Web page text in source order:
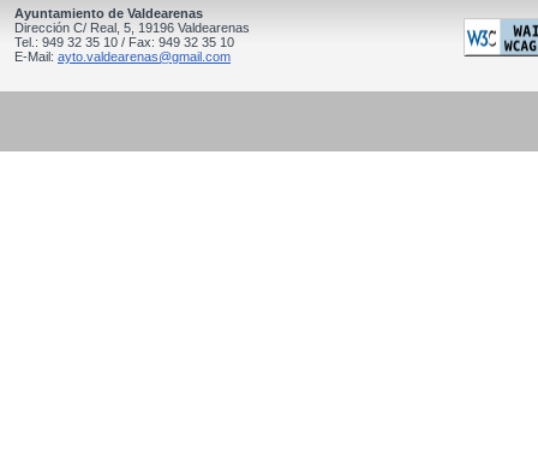
Ayuntamiento de Valdearenas
Dirección C/ Real, 5, 19196 Valdearenas
Tel.: 949 32 35 10 / Fax: 949 32 35 10
E-Mail: ayto.valdearenas@gmail.com